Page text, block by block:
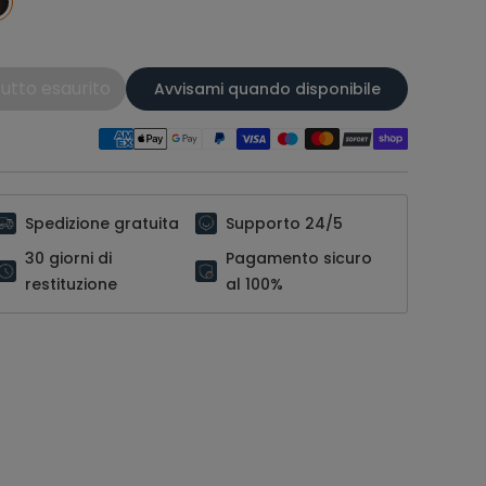
Avvisami quando disponibile
Spedizione gratuita
Supporto 24/5
30 giorni di
restituzione
Pagamento sicuro
al 100%